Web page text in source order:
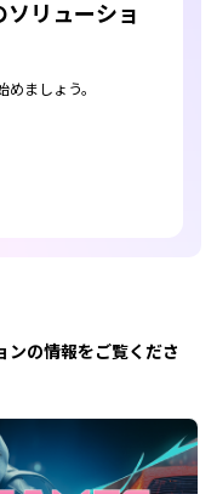
リューショ
ましょう。
の情報をご覧くださ